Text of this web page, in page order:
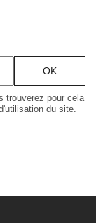
trouverez pour cela
du site.